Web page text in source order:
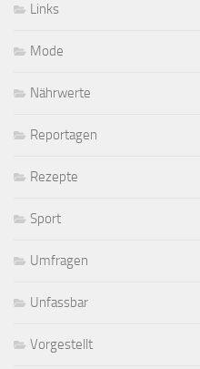
Links
Mode
Nährwerte
Reportagen
Rezepte
Sport
Umfragen
Unfassbar
Vorgestellt